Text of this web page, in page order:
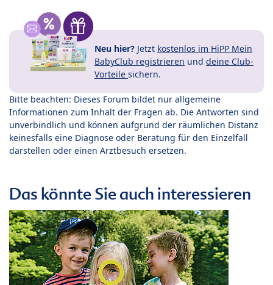
Neu hier? Jetzt kostenlos im HiPP Mein
BabyClub registrieren und deine Club-
Vorteile sichern.
Bitte beachten: Dieses Forum bildet nur allgemeine
Informationen zum Inhalt der Fragen ab. Die Antworten sind
unverbindlich und können aufgrund der räumlichen Distanz
keinesfalls eine Diagnose oder Beratung für den Einzelfall
darstellen oder einen Arztbesuch ersetzen.
Das könnte Sie auch interessieren